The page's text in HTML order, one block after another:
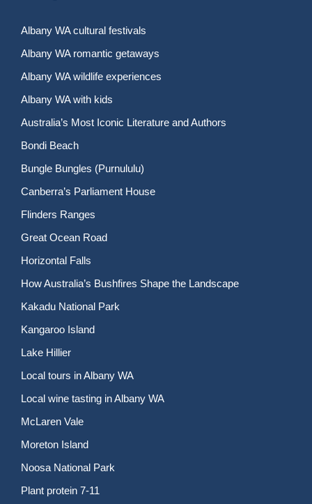
Albany WA cultural festivals
Albany WA romantic getaways
Albany WA wildlife experiences
Albany WA with kids
Australia’s Most Iconic Literature and Authors
Bondi Beach
Bungle Bungles (Purnululu)
Canberra’s Parliament House
Flinders Ranges
Great Ocean Road
Horizontal Falls
How Australia’s Bushfires Shape the Landscape
Kakadu National Park
Kangaroo Island
Lake Hillier
Local tours in Albany WA
Local wine tasting in Albany WA
McLaren Vale
Moreton Island
Noosa National Park
Plant protein 7-11